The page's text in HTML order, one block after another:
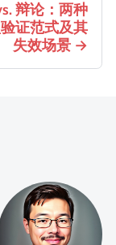
辩论：两种
证范式及其
失效场景